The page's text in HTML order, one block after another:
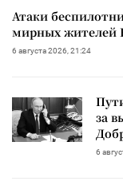
Атаки
мирных жителей
6 августа 2026, 21:24
за
6